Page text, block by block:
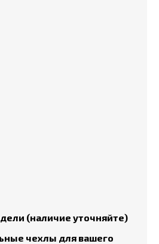
(наличие уточняйте)
чехлы для вашего